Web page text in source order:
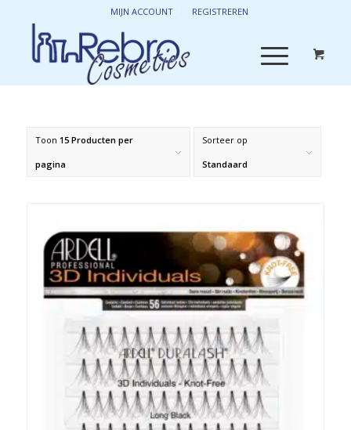
MIJN ACCOUNT REGISTREREN
Sorteer op
Standaard
Toon 15 Producten per
pagina